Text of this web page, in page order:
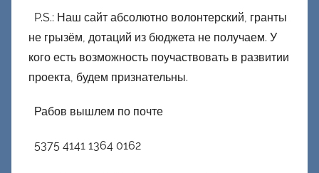
P.S.: Наш сайт абсолютно волонтерский, гранты
не грызём, дотаций из бюджета не получаем. У
кого есть возможность поучаствовать в развитии
проекта, будем признательны.
Рабов вышлем по почте
5375 4141 1364 0162